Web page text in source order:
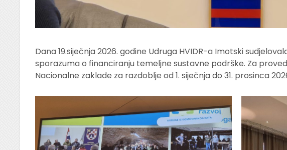
Dana 19.siječnja 2026. godine Udruga HVIDR-a Imotski
sporazuma o financiranju temeljne sustavne podrške. Za
Nacionalne zaklade za razdoblje od 1. siječnja do 31. prosinca